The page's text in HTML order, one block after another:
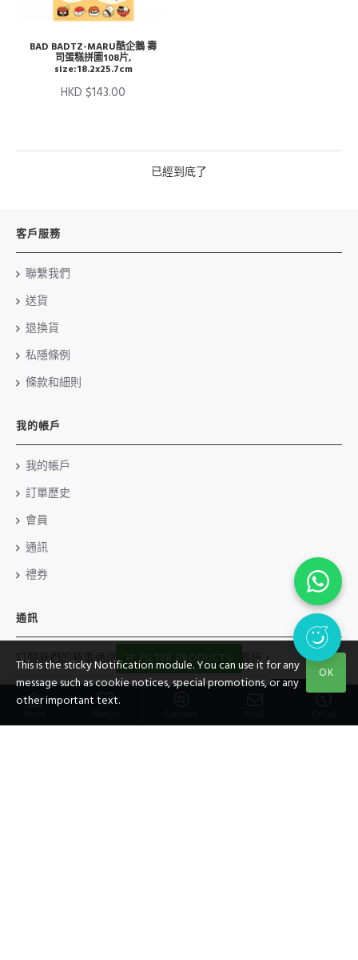
BAD BADTZ-MARU酷企鵝 壽
司蛋糕拼圖108片,
size:18.2x25.7cm
HKD $143.00
已經到底了
客戶服務
聯繫我們
送貨
退換貨
私隱條例
條款和細則
我的帳戶
我的帳戶
訂單歷史
會員
通訊
禮券
通訊
訂閱我們的時事通訊，以了解最新新聞和促銷資訊。
傳送
我已經閱讀並同意條款 私隱條例
OK
This is the sticky Notification module. You can use it for any
message such as cookie notices, special promotions, or any
other important text.
FILTER PRODUCTS